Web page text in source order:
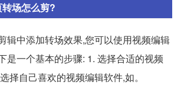
场怎么剪?
辑中添加转场效果,您可以使用视频编辑
是一个基本的步骤: 1. 选择合适的视频
择自己喜欢的视频编辑软件,如。